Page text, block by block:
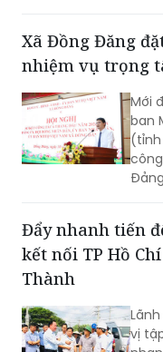
Xã Đồng Đăng
nhiệm vụ trọng
Mới
ban
(tỉnh
Đẩy nhanh tiến
kết nối TP Hồ
Thành
vị